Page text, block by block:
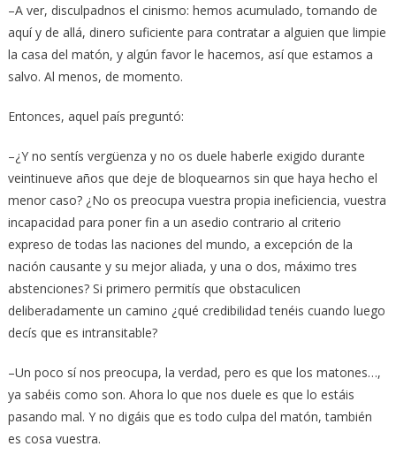
–A ver, disculpadnos el cinismo: hemos acumulado, tomando de
aquí y de allá, dinero suficiente para contratar a alguien que limpie
la casa del matón, y algún favor le hacemos, así que estamos a
salvo. Al menos, de momento.
Entonces, aquel país preguntó:
–¿Y no sentís vergüenza y no os duele haberle exigido durante
veintinueve años que deje de bloquearnos sin que haya hecho el
menor caso? ¿No os preocupa vuestra propia ineficiencia, vuestra
incapacidad para poner fin a un asedio contrario al criterio
expreso de todas las naciones del mundo, a excepción de la
nación causante y su mejor aliada, y una o dos, máximo tres
abstenciones? Si primero permitís que obstaculicen
deliberadamente un camino ¿qué credibilidad tenéis cuando luego
decís que es intransitable?
–Un poco sí nos preocupa, la verdad, pero es que los matones…,
ya sabéis como son. Ahora lo que nos duele es que lo estáis
pasando mal. Y no digáis que es todo culpa del matón, también
es cosa vuestra.